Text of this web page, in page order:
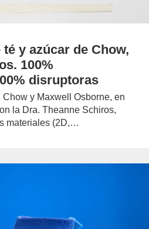
y azúcar de Chow,
100%
disruptoras
y Maxwell Osborne, en
la Dra. Theanne Schiros,
materiales (2D,…